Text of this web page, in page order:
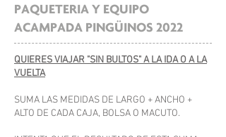
PAQUETERIA Y EQUIPO
ACAMPADA PINGÜINOS 2022
QUIERES VIAJAR "SIN BULTOS" A LA IDA O A LA
VUELTA
SUMA LAS MEDIDAS DE LARGO + ANCHO +
ALTO DE CADA CAJA, BOLSA O MACUTO.